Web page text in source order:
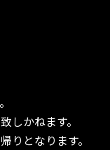
しかねます。
りとなります。